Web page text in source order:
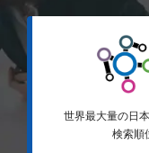
世界最大量の日
検索順